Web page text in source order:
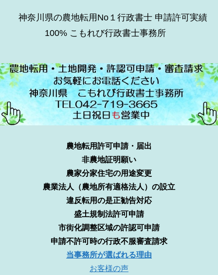
神奈川県の農地転用No１行政書士 申請許可実績
100% こもれび行政書士事務所
農地転用許可申請・届出
非農地証明願い
農家分家住宅の用途変更
農業法人（農地所有適格法人）の設立
違反転用の是正勧告対応
盛土規制法許可申請
市街化調整区域の許認可申請
申請不許可時の行政不服審査請求
当事務所が選ばれる理由
お客様の声